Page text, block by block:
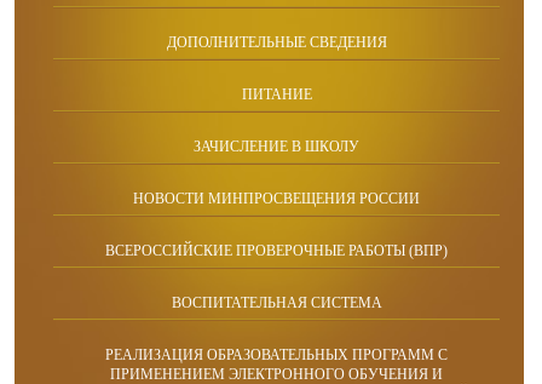
ДОПОЛНИТЕЛЬНЫЕ СВЕДЕНИЯ
ПИТАНИЕ
ЗАЧИСЛЕНИЕ В ШКОЛУ
НОВОСТИ МИНПРОСВЕЩЕНИЯ РОССИИ
ВСЕРОССИЙСКИЕ ПРОВЕРОЧНЫЕ РАБОТЫ (ВПР)
ВОСПИТАТЕЛЬНАЯ СИСТЕМА
РЕАЛИЗАЦИЯ ОБРАЗОВАТЕЛЬНЫХ ПРОГРАММ С
ПРИМЕНЕНИЕМ ЭЛЕКТРОННОГО ОБУЧЕНИЯ И